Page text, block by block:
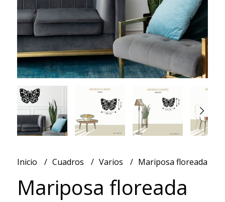
Inicio Cuadros Varios Mariposa floreada
Mariposa floreada